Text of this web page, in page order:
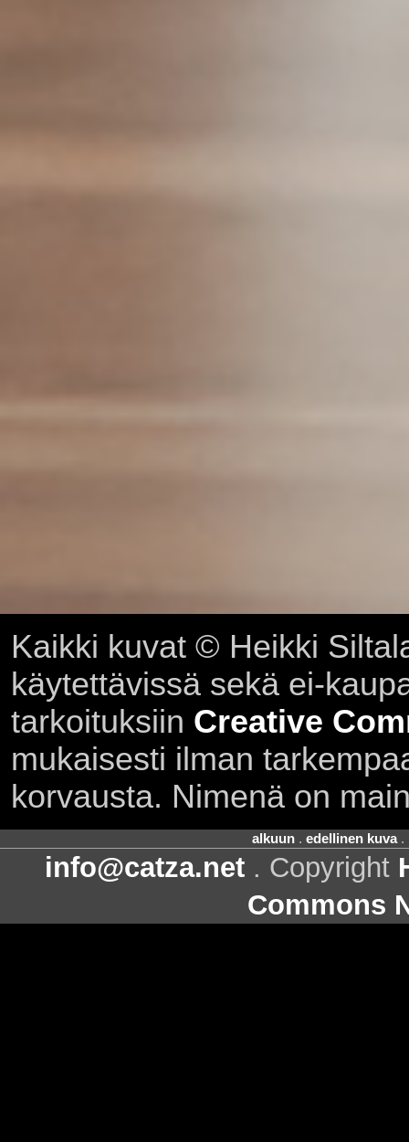
Kaikki kuvat © Heikki
käytettävissä sekä ei-
tarkoituksiin Creative
mukaisesti ilman
korvausta. Nimenä on
alkuun. edellinen kuva.
info@catza.net . Copyright
Commons